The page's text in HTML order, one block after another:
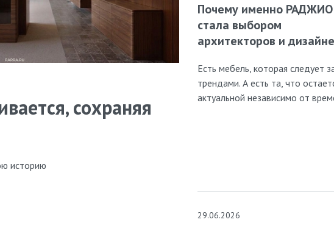
сохраняя
историю
Почему именно РАДЖИО
стала выбором
архитекторов и
Есть мебель, которая следует
трендами. А есть та, что
актуальной независимо от
29.06.2026